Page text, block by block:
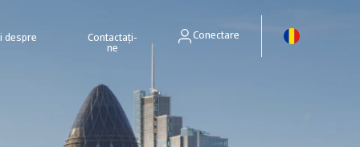
despre
Contactați-
ne
Conectare